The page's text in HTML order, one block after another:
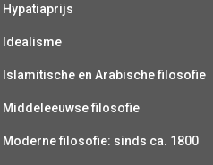
Hypatiaprijs
Idealisme
Islamitische en Arabische filosofie
Middeleeuwse filosofie
Moderne filosofie: sinds ca. 1800